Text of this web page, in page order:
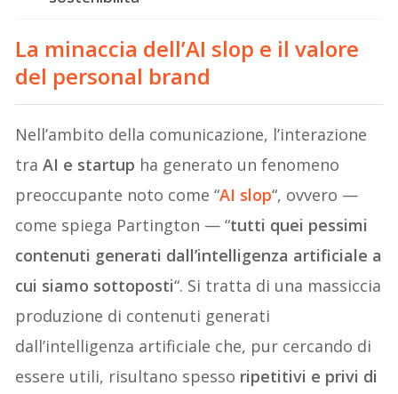
La minaccia dell’AI slop e il valore
del personal brand
Nell’ambito della comunicazione, l’interazione
traAI e startup ha generato un fenomeno
preoccupante noto come “AI slop“, ovvero —
come spiega Partington — “tutti quei pessimi
contenuti generati dall’intelligenza artificiale a
cui siamo sottoposti“. Si tratta di una massiccia
produzione di contenuti generati
dall’intelligenza artificiale che, pur cercando di
essere utili, risultano spesso ripetitivi e privi di